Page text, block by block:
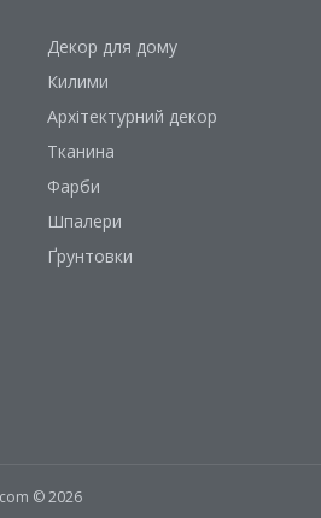
Декор для дому
Килими
Архітектурний декор
Тканина
Фарби
Шпалери
Ґрунтовки
© 2026